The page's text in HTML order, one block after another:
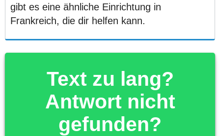
gibt es eine ähnliche Einrichtung in
Frankreich, die dir helfen kann.
Text zu lang?
Antwort nicht
gefunden?